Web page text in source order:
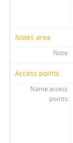
Notes area
Note
Access points
Name access
points